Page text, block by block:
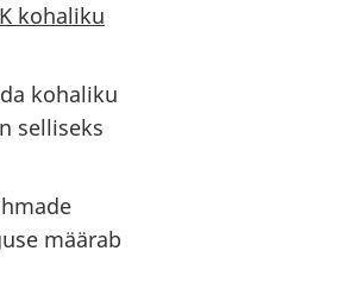
kohaliku
kohaliku
selliseks
määrab